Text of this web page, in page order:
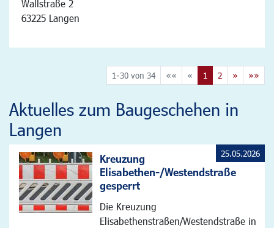
Wallstraße 2
63225 Langen
1-30 von 34 «« « 1 2 » »»
Aktuelles zum Baugeschehen in
Langen
Kreuzung
Elisabethen-/Westendstraße
gesperrt
Die Kreuzung
Elisabethenstraßen/Westendstraße in
25.05.2026